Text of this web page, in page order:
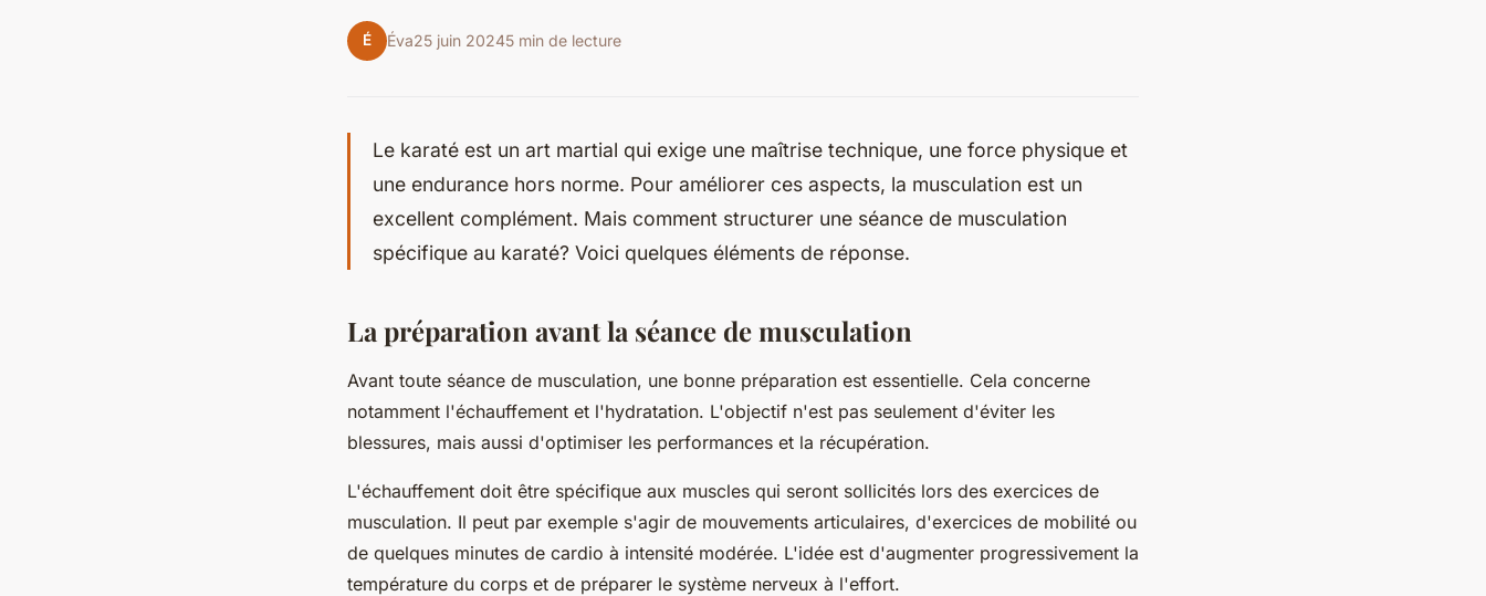
É Éva25 juin 20245 min de lecture
Le karaté est un art martial qui exige une maîtrise technique, une force physique et
une endurance hors norme. Pour améliorer ces aspects, la musculation est un
excellent complément. Mais comment structurer une séance de musculation
spécifique au karaté? Voici quelques éléments de réponse.
La préparation avant la séance de musculation
Avant toute séance de musculation, une bonne préparation est essentielle. Cela concerne
notamment l'échauffement et l'hydratation. L'objectif n'est pas seulement d'éviter les
blessures, mais aussi d'optimiser les performances et la récupération.
L'échauffement doit être spécifique aux muscles qui seront sollicités lors des exercices de
musculation. Il peut par exemple s'agir de mouvements articulaires, d'exercices de mobilité ou
de quelques minutes de cardio à intensité modérée. L'idée est d'augmenter progressivement la
température du corps et de préparer le système nerveux à l'effort.